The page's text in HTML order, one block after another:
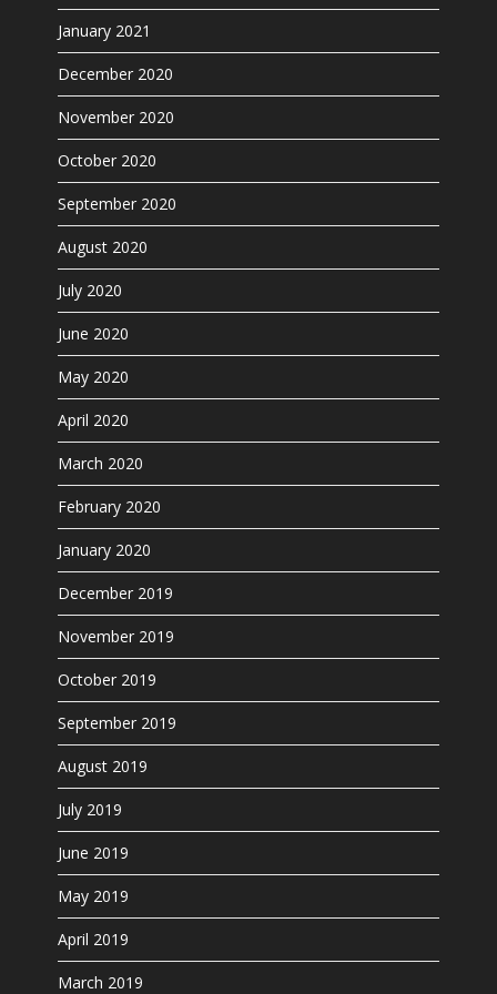
January 2021
December 2020
November 2020
October 2020
September 2020
August 2020
July 2020
June 2020
May 2020
April 2020
March 2020
February 2020
January 2020
December 2019
November 2019
October 2019
September 2019
August 2019
July 2019
June 2019
May 2019
April 2019
March 2019